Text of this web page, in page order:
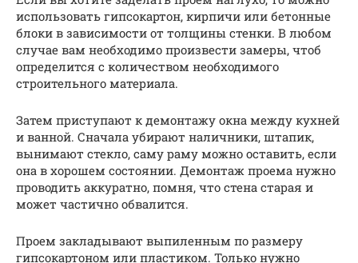
использовать гипсокартон, кирпичи или бетонные
блоки в зависимости от толщины стенки. В любом
случае вам необходимо произвести замеры, чтоб
определится с количеством необходимого
строительного материала.
Затем приступают к демонтажу окна между кухней
и ванной. Сначала убирают наличники, штапик,
вынимают стекло, саму раму можно оставить, если
она в хорошем состоянии. Демонтаж проема нужно
проводить аккуратно, помня, что стена старая и
может частично обвалится.
Проем закладывают выпиленным по размеру
гипсокартоном или пластиком. Только нужно